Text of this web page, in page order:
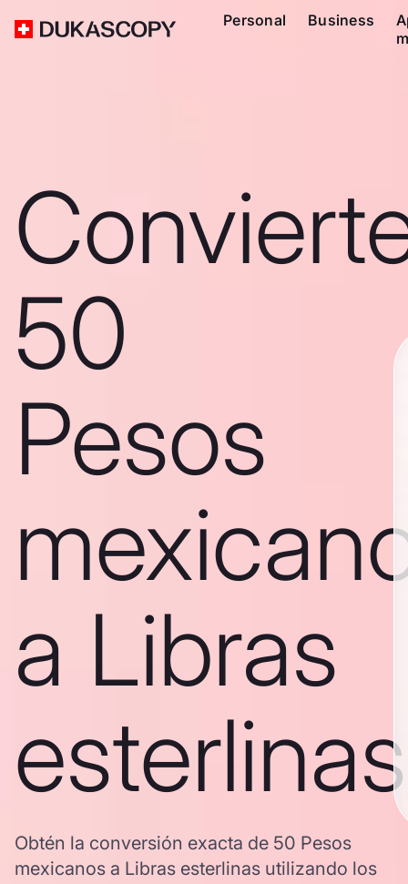
Personal Business
50
Pesos
a Libras
esterlinas
Obtén la conversión exacta de 50 Pesos
mexicanos a Libras esterlinas utilizando los